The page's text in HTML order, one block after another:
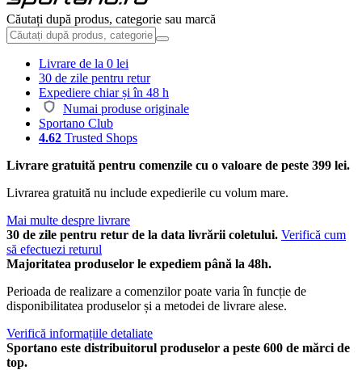
Căutați după produs, categorie sau marcă
Livrare de la 0 lei
30 de zile pentru retur
Expediere chiar și în 48 h
Numai produse originale
Sportano Club
4.62 Trusted Shops
Livrare gratuită pentru comenzile cu o valoare de peste 399 lei.
Livrarea gratuită nu include expedierile cu volum mare.
Mai multe despre livrare
30 de zile pentru retur de la data livrării coletului. Verifică cum
să efectuezi returul
Majoritatea produselor le expediem până la 48h.
Perioada de realizare a comenzilor poate varia în funcție de
disponibilitatea produselor și a metodei de livrare alese.
Verifică informațiile detaliate
Sportano este distribuitorul produselor a peste 600 de mărci de
top.